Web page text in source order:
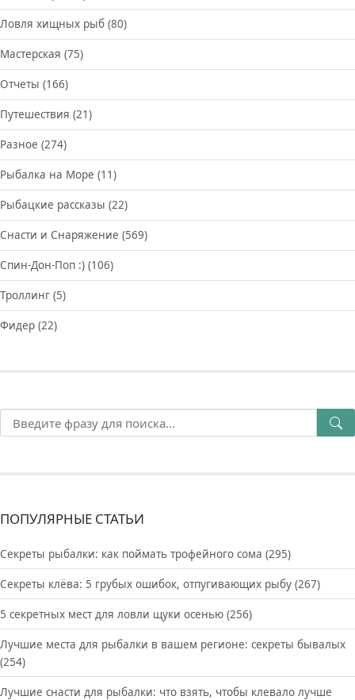
Ловля хищных рыб (80)
Мастерская (75)
Отчеты (166)
Путешествия (21)
Разное (274)
Рыбалка на Море (11)
Рыбацкие рассказы (22)
Снасти и Снаряжение (569)
Спин-Дон-Поп :) (106)
Троллинг (5)
Фидер (22)
ПОПУЛЯРНЫЕ СТАТЬИ
Секреты рыбалки: как поймать трофейного сома (295)
Секреты клёва: 5 грубых ошибок, отпугивающих рыбу (267)
5 секретных мест для ловли щуки осенью (256)
Лучшие места для рыбалки в вашем регионе: секреты бывалых
(254)
Лучшие снасти для рыбалки: что взять, чтобы клевало лучше